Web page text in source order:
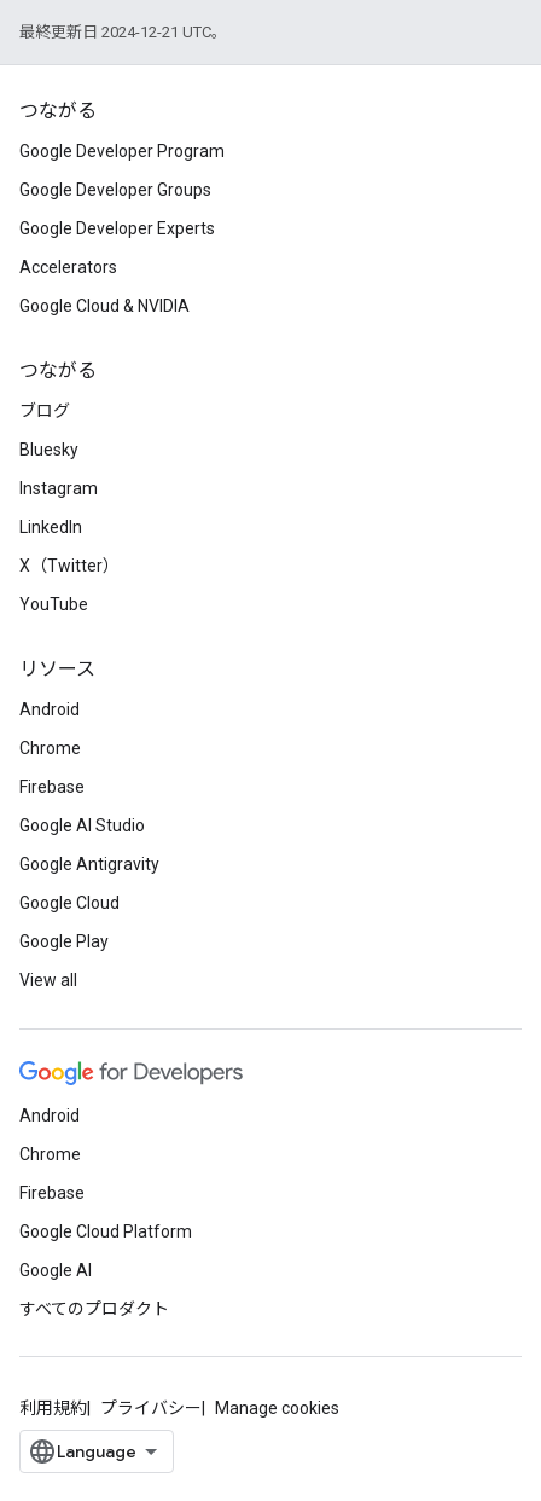
最終更新日 2024-12-21 UTC。
つながる
Google Developer Program
Google Developer Groups
Google Developer Experts
Accelerators
Google Cloud & NVIDIA
つながる
ブログ
Bluesky
Instagram
LinkedIn
X（Twitter）
YouTube
リソース
Android
Chrome
Firebase
Google AI Studio
Google Antigravity
Google Cloud
Google Play
View all
Android
Chrome
Firebase
Google Cloud Platform
Google AI
すべてのプロダクト
利用規約 プライバシー Manage cookies